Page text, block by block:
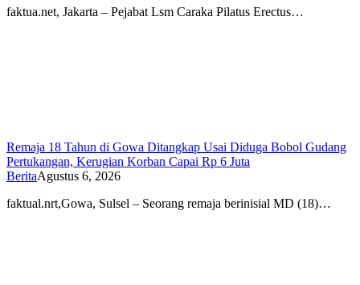
faktua.net, Jakarta – Pejabat Lsm Caraka Pilatus Erectus…
Remaja 18 Tahun di Gowa Ditangkap Usai Diduga Bobol Gudang
Pertukangan, Kerugian Korban Capai Rp 6 Juta
BeritaAgustus 6, 2026
faktual.nrt,Gowa, Sulsel – Seorang remaja berinisial MD (18)…